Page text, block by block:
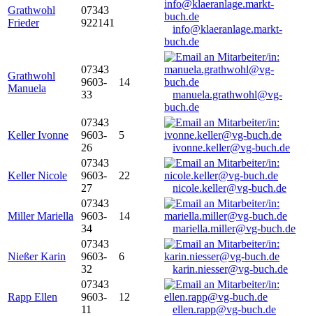
Grathwohl
Frieder
07343
922141
info@klaeranlage.markt-
buch.de
Grathwohl
Manuela
07343
9603-
33
14
manuela.grathwohl@vg-
buch.de
Keller Ivonne
07343
9603-
26
5
ivonne.keller@vg-buch.de
Keller Nicole
07343
9603-
27
22
nicole.keller@vg-buch.de
Miller Mariella
07343
9603-
34
14
mariella.miller@vg-buch.de
Nießer Karin
07343
9603-
32
6
karin.niesser@vg-buch.de
Rapp Ellen
07343
9603-
11
12
ellen.rapp@vg-buch.de